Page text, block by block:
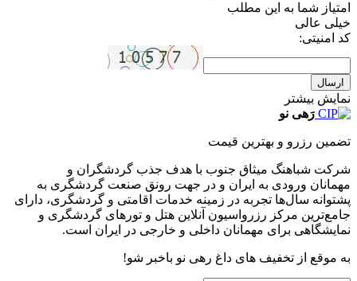
امتیاز شما به این مطلب
خیلی عالی
کد امنیتی:
ارسال
نمایش بیشتر
رَهی نو
تضمین رزرو و بهترین قیمت
شرکت شباهنگ میثاق جنوب با هدف جذب گردشگران و
مهمانان ورودی به ایران و در جهت رونق صنعت گردشگری به
پشتوانه سال‌ها تجربه در زمینه خدمات اقامتی و گردشگری، دارای
جامع‌ترین مرکز رزرواسیون آنلاین هتل و تورهای گردشگری و
نمایشگاهی برای مهمانان داخلی و خارجی در ایران است.
به موقع از تخفیف های داغ رهی نو باخبر شو!